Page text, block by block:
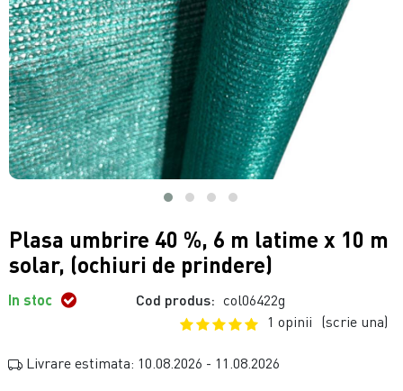
Plasa umbrire 40 %, 6 m latime x 10 m
solar, (ochiuri de prindere)
In stoc Cod produs: col06422g
1 opinii (scrie una)
Livrare estimata: 10.08.2026 - 11.08.2026